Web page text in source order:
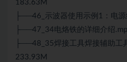
183.63M
├──46_示波器使用示例1：电
├──47_34电烙铁的详细介绍
├──48_35焊接工具焊接辅助工
233.93M